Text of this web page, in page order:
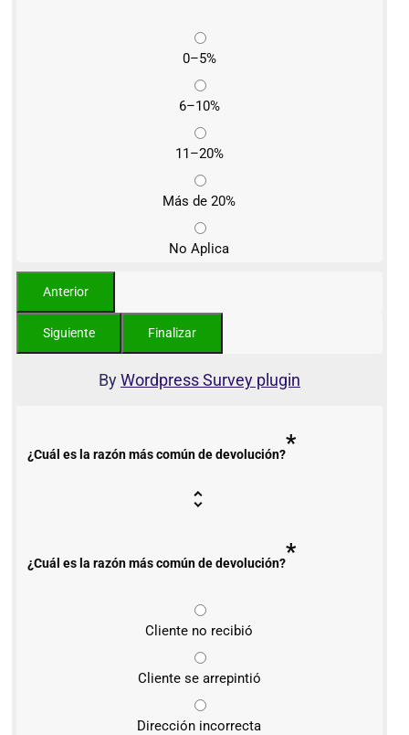
0–5%
6–10%
11–20%
Más de 20%
No Aplica
ByWordpress Survey plugin
¿Cuál es la razón más común de devolución?*
¿Cuál es la razón más común de devolución?*
Cliente no recibió
Cliente se arrepintió
Dirección incorrecta